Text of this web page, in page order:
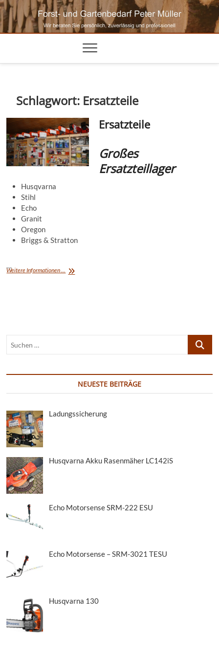
Skip
to
content
Schlagwort: Ersatzteile
Ersatzteile
Großes
Ersatzteillager
Husqvarna
Stihl
Echo
Granit
Oregon
Briggs & Stratton
…
Weitere Informationen ... Ersatzteile
Suchen
NEUESTE BEITRÄGE
Ladungssicherung
Husqvarna Akku Rasenmäher LC142iS
Echo Motorsense SRM-222 ESU
Echo Motorsense – SRM-3021 TESU
Husqvarna 130